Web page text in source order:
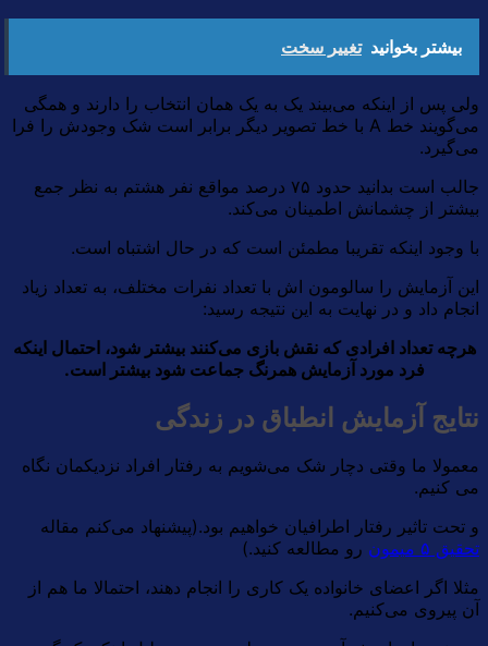
بیشتر بخوانید تغییر سخت
ولی پس از اینکه می‌بیند یک به یک همان انتخاب را دارند و همگی
می‌گویند خط A با خط تصویر دیگر برابر است شک وجودش را فرا
می‌گیرد.
جالب است بدانید حدود ۷۵ درصد مواقع نفر هشتم به نظر جمع
بیشتر از چشمانش اطمینان می‌کند.
با وجود اینکه تقریبا مطمئن است که در حال اشتباه است.
این آزمایش را سالومون اش با تعداد نفرات مختلف، به تعداد زیاد
انجام داد و در نهایت به این نتیجه رسید:
هرچه تعداد افرادی که نقش بازی می‌کنند بیشتر شود، احتمال اینکه
فرد مورد آزمایش همرنگ جماعت شود بیشتر است.
نتایج آزمایش انطباق در زندگی
معمولا ما وقتی دچار شک می‌شویم به رفتار افراد نزدیکمان نگاه
می کنیم.
و تحت تاثیر رفتار اطرافیان خواهیم بود.(پیشنهاد می‌کنم مقاله
تحقیق ۵ میمون
رو مطالعه کنید.)
مثلا اگر اعضای خانواده یک کاری را انجام دهند، احتمالا ما هم از
آن پیروی می‌کنیم.